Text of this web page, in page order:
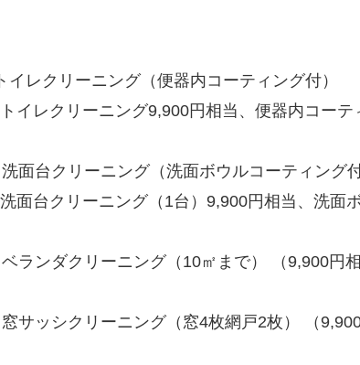
イレクリーニング（便器内コーティング付）
レクリーニング9,900円相当、便器内コーテ
面台クリーニング（洗面ボウルコーティング
台クリーニング（1台）9,900円相当、洗面ボ
ランダクリーニング（10㎡まで） （9,900円相
サッシクリーニング（窓4枚網戸2枚） （9,900